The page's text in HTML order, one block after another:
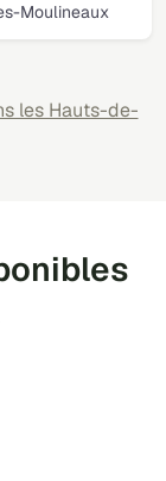
Moulineaux
les Hauts-de-